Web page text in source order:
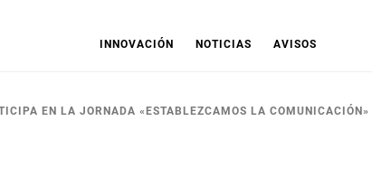
INNOVACIÓN NOTICIAS AVISOS
EN LA JORNADA «ESTABLEZCAMOS LA COMUNICACIÓN»